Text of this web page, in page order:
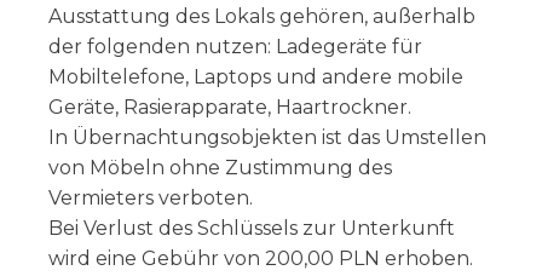
Ausstattung des Lokals gehören, außerhalb
der folgenden nutzen: Ladegeräte für
Mobiltelefone, Laptops und andere mobile
Geräte, Rasierapparate, Haartrockner.
In Übernachtungsobjekten ist das Umstellen
von Möbeln ohne Zustimmung des
Vermieters verboten.
Bei Verlust des Schlüssels zur Unterkunft
wird eine Gebühr von 200,00 PLN erhoben.